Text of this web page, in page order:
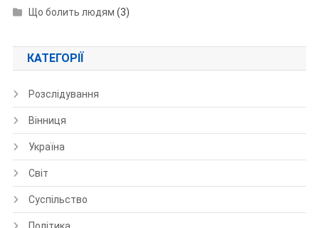
Що болить людям (3)
КАТЕГОРІЇ
Розслідування
Вінниця
Україна
Світ
Суспільство